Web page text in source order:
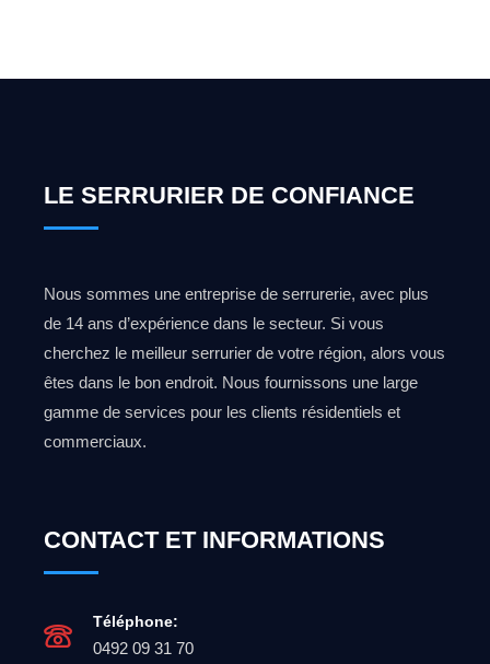
LE SERRURIER DE CONFIANCE
Nous sommes une entreprise de serrurerie, avec plus
de 14 ans d’expérience dans le secteur. Si vous
cherchez le meilleur serrurier de votre région, alors vous
êtes dans le bon endroit. Nous fournissons une large
gamme de services pour les clients résidentiels et
commerciaux.
CONTACT ET INFORMATIONS
Téléphone:
0492 09 31 70